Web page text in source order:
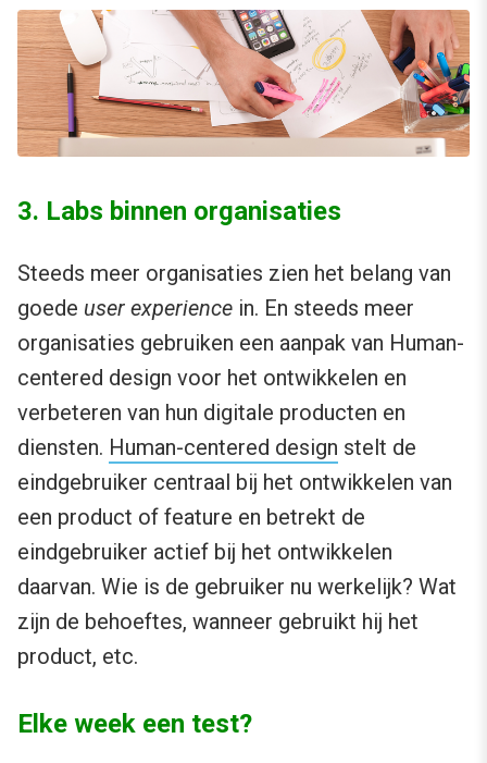
3. Labs binnen organisaties
Steeds meer organisaties zien het belang van
goede user experience in. En steeds meer
organisaties gebruiken een aanpak van Human-
centered design voor het ontwikkelen en
verbeteren van hun digitale producten en
diensten. Human-centered design stelt de
eindgebruiker centraal bij het ontwikkelen van
een product of feature en betrekt de
eindgebruiker actief bij het ontwikkelen
daarvan. Wie is de gebruiker nu werkelijk? Wat
zijn de behoeftes, wanneer gebruikt hij het
product, etc.
Elke week een test?